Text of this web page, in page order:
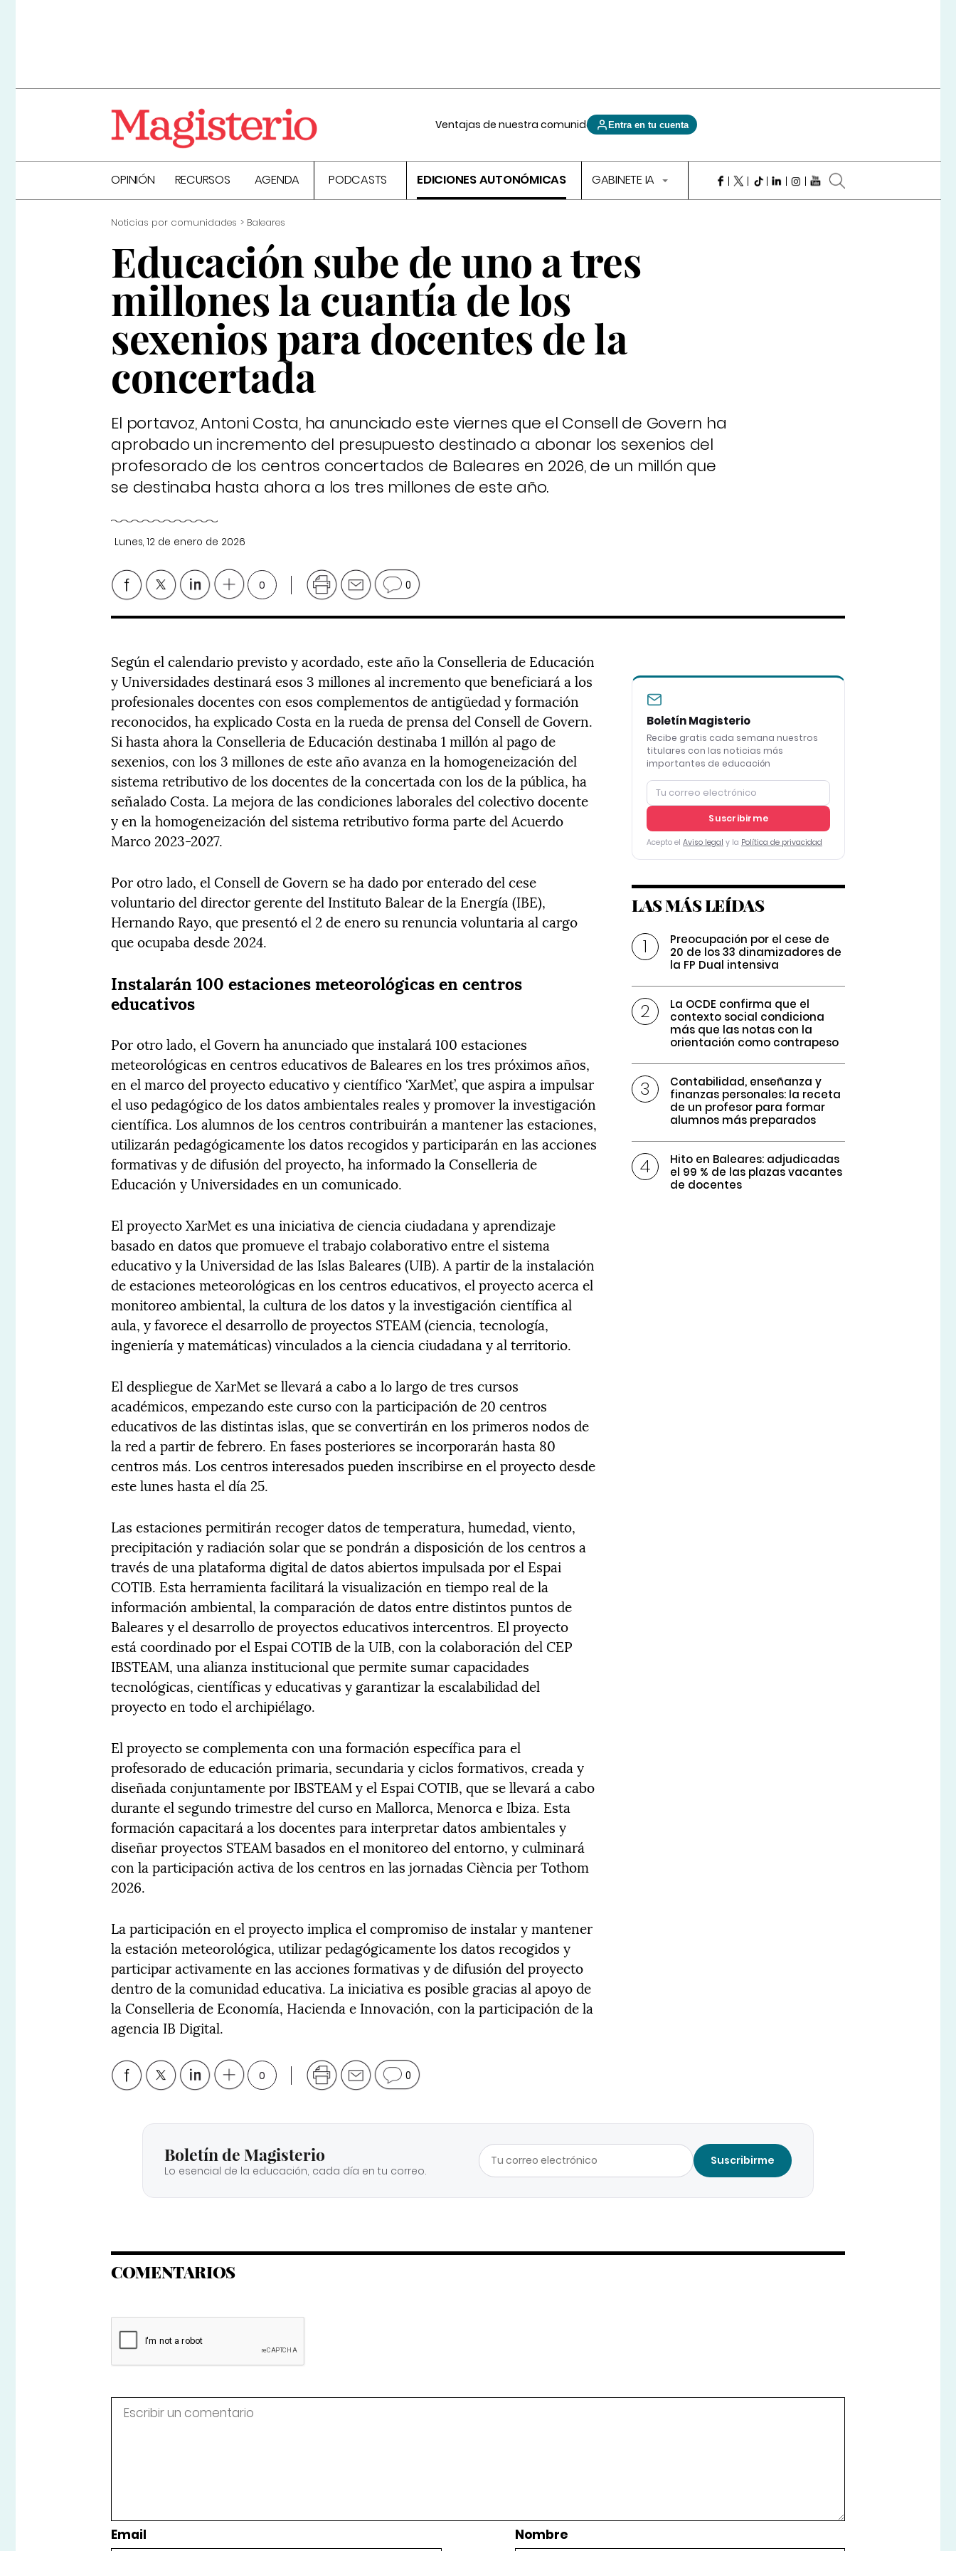
Ventajas de nuestra comunidad Entra en tu cuenta
OPINIÓN RECURSOS AGENDA PODCASTS EDICIONES AUTONÓMICAS GABINETE IA
Noticias por comunidades Baleares
Educación sube de uno a tres
millones la cuantía de los
sexenios para docentes de la
concertada
El portavoz, Antoni Costa, ha anunciado este viernes que el Consell de Govern ha
aprobado un incremento del presupuesto destinado a abonar los sexenios del
profesorado de los centros concertados de Baleares en 2026, de un millón que
se destinaba hasta ahora a los tres millones de este año.
Lunes, 12 de enero de 2026
0 0
Según el calendario previsto y acordado, este año la Conselleria de Educación
y Universidades destinará esos 3 millones al incremento que beneficiará a los
profesionales docentes con esos complementos de antigüedad y formación
reconocidos, ha explicado Costa en la rueda de prensa del Consell de Govern.
Si hasta ahora la Conselleria de Educación destinaba 1 millón al pago de
sexenios, con los 3 millones de este año avanza en la homogeneización del
sistema retributivo de los docentes de la concertada con los de la pública, ha
señalado Costa. La mejora de las condiciones laborales del colectivo docente
y en la homogeneización del sistema retributivo forma parte del Acuerdo
Marco 2023-2027.
Por otro lado, el Consell de Govern se ha dado por enterado del cese
voluntario del director gerente del Instituto Balear de la Energía (IBE),
Hernando Rayo, que presentó el 2 de enero su renuncia voluntaria al cargo
que ocupaba desde 2024.
Instalarán 100 estaciones meteorológicas en centros
educativos
Por otro lado, el Govern ha anunciado que instalará 100 estaciones
meteorológicas en centros educativos de Baleares en los tres próximos años,
en el marco del proyecto educativo y científico ‘XarMet’, que aspira a impulsar
el uso pedagógico de los datos ambientales reales y promover la investigación
científica. Los alumnos de los centros contribuirán a mantener las estaciones,
utilizarán pedagógicamente los datos recogidos y participarán en las acciones
formativas y de difusión del proyecto, ha informado la Conselleria de
Educación y Universidades en un comunicado.
El proyecto XarMet es una iniciativa de ciencia ciudadana y aprendizaje
basado en datos que promueve el trabajo colaborativo entre el sistema
educativo y la Universidad de las Islas Baleares (UIB). A partir de la instalación
de estaciones meteorológicas en los centros educativos, el proyecto acerca el
monitoreo ambiental, la cultura de los datos y la investigación científica al
aula, y favorece el desarrollo de proyectos STEAM (ciencia, tecnología,
ingeniería y matemáticas) vinculados a la ciencia ciudadana y al territorio.
El despliegue de XarMet se llevará a cabo a lo largo de tres cursos
académicos, empezando este curso con la participación de 20 centros
educativos de las distintas islas, que se convertirán en los primeros nodos de
la red a partir de febrero. En fases posteriores se incorporarán hasta 80
centros más. Los centros interesados pueden inscribirse en el proyecto desde
este lunes hasta el día 25.
Las estaciones permitirán recoger datos de temperatura, humedad, viento,
precipitación y radiación solar que se pondrán a disposición de los centros a
través de una plataforma digital de datos abiertos impulsada por el Espai
COTIB. Esta herramienta facilitará la visualización en tiempo real de la
información ambiental, la comparación de datos entre distintos puntos de
Baleares y el desarrollo de proyectos educativos intercentros. El proyecto
está coordinado por el Espai COTIB de la UIB, con la colaboración del CEP
IBSTEAM, una alianza institucional que permite sumar capacidades
tecnológicas, científicas y educativas y garantizar la escalabilidad del
proyecto en todo el archipiélago.
El proyecto se complementa con una formación específica para el
profesorado de educación primaria, secundaria y ciclos formativos, creada y
diseñada conjuntamente por IBSTEAM y el Espai COTIB, que se llevará a cabo
durante el segundo trimestre del curso en Mallorca, Menorca e Ibiza. Esta
formación capacitará a los docentes para interpretar datos ambientales y
diseñar proyectos STEAM basados en el monitoreo del entorno, y culminará
con la participación activa de los centros en las jornadas Ciència per Tothom
2026.
La participación en el proyecto implica el compromiso de instalar y mantener
la estación meteorológica, utilizar pedagógicamente los datos recogidos y
participar activamente en las acciones formativas y de difusión del proyecto
dentro de la comunidad educativa. La iniciativa es posible gracias al apoyo de
la Conselleria de Economía, Hacienda e Innovación, con la participación de la
agencia IB Digital.
0 0
Boletín Magisterio
Recibe gratis cada semana nuestros
titulares con las noticias más
importantes de educación
Suscribirme
Acepto el Aviso legal y la Política de privacidad
LAS MÁS LEÍDAS
Preocupación por el cese de
20 de los 33 dinamizadores de
la FP Dual intensiva
La OCDE confirma que el
contexto social condiciona
más que las notas con la
orientación como contrapeso
Contabilidad, enseñanza y
finanzas personales: la receta
de un profesor para formar
alumnos más preparados
Hito en Baleares: adjudicadas
el 99 % de las plazas vacantes
de docentes
Boletín de Magisterio
Lo esencial de la educación, cada día en tu correo.
Suscribirme
COMENTARIOS
Email Nombre